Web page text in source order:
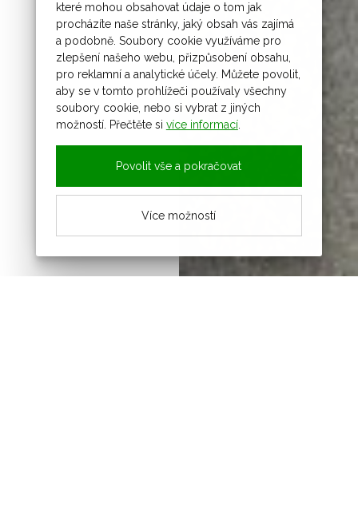
které mohou obsahovat údaje o tom jak
procházíte naše stránky, jaký obsah vás zajímá
a podobně. Soubory cookie využíváme pro
zlepšení našeho webu, přizpůsobení obsahu,
pro reklamní a analytické účely. Můžete povolit,
aby se v tomto prohlížeči používaly všechny
soubory cookie, nebo si vybrat z jiných
možností. Přečtěte si více informací.
Povolit vše a pokračovat
Více možností